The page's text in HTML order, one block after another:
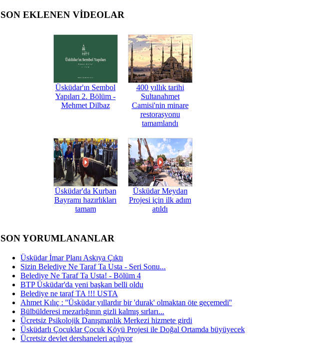
SON EKLENEN VİDEOLAR
Üsküdar'ın Sembol
Yapıları 2. Bölüm -
Mehmet Dilbaz
400 yıllık tarihi
Sultanahmet
Camisi'nin minare
restorasyonu
tamamlandı
Üsküdar'da Kurban
Bayramı hazırlıkları
tamam
Üsküdar Meydan
Projesi için ilk adım
atıldı
SON YORUMLANANLAR
Üsküdar İmar Planı Askıya Çıktı
Sizin Belediye Ne Taraf Ta Usta - Seri Sonu...
Belediye Ne Taraf Ta Usta! - Bölüm 4
BTP Üsküdar'da yeni başkan belli oldu
Belediye ne taraf TA !!! USTA
Ahmet Kılıç : ''Üsküdar yıllardır bir 'durak' olmaktan öte geçemedi''
Bülbülderesi mezarlığının gizli kalmış sırları...
Ücretsiz Psikolojik Danışmanlık Merkezi hizmete girdi
Üsküdarlı Çocuklar Çocuk Köyü Projesi ile Doğal Ortamda büyüyecek
Ücretsiz devlet dershaneleri açılıyor